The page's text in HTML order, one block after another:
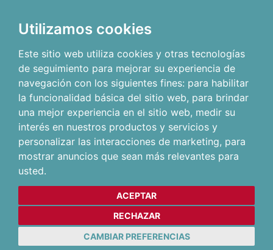
Utilizamos cookies
Este sitio web utiliza cookies y otras tecnologías
de seguimiento para mejorar su experiencia de
navegación con los siguientes fines: para habilitar
la funcionalidad básica del sitio web, para brindar
una mejor experiencia en el sitio web, medir su
interés en nuestros productos y servicios y
personalizar las interacciones de marketing, para
mostrar anuncios que sean más relevantes para
usted.
ACEPTAR
RECHAZAR
CAMBIAR PREFERENCIAS